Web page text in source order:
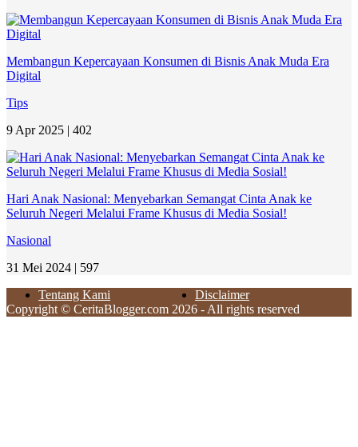
Membangun Kepercayaan Konsumen di Bisnis Anak Muda Era
Digital
Tips
9 Apr 2025 | 402
Hari Anak Nasional: Menyebarkan Semangat Cinta Anak ke
Seluruh Negeri Melalui Frame Khusus di Media Sosial!
Nasional
31 Mei 2024 | 597
Tentang Kami
Disclaimer
Copyright © CeritaBlogger.com 2026 - All rights reserved